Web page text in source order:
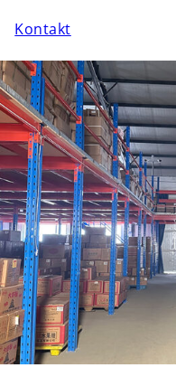
Kontakt